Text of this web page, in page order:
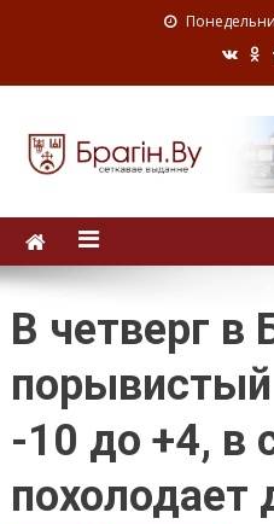
В четверг в
порывистый
-10 до +4, в
похолодает